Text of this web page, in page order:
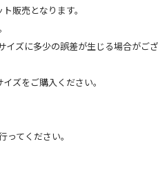
販売となります。
ズに多少の誤差が生じる場合がご
ズをご購入ください。
てください。